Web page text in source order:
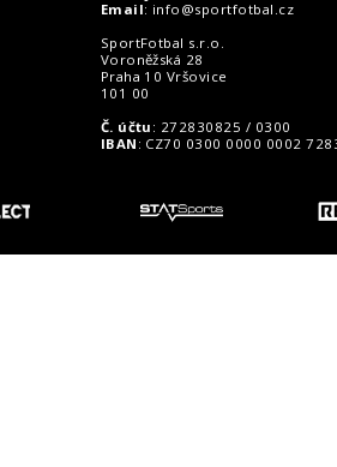
Email: info@sportfotbal.cz
SportFotbal s.r.o.
Voroněžská 28
Praha 10 Vršovice
101 00
Č. účtu : 272830825 / 0300
IBAN : CZ70 0300 0000 0002